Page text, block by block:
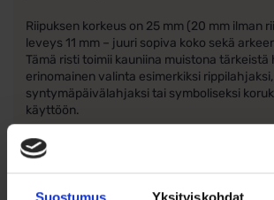
Riipuksen korkeus on 25 mm (20 mm ilman
leveys 11 mm – juuri sopiva koko sekä
Tämä risti toimii kauniina muistona tärkeistä
erinomainen valinta esimerkiksi rippilahjaksi,
syntymäpäivälahjaksi tai symboliseksi
käyttöön.
Tuotetiedot: